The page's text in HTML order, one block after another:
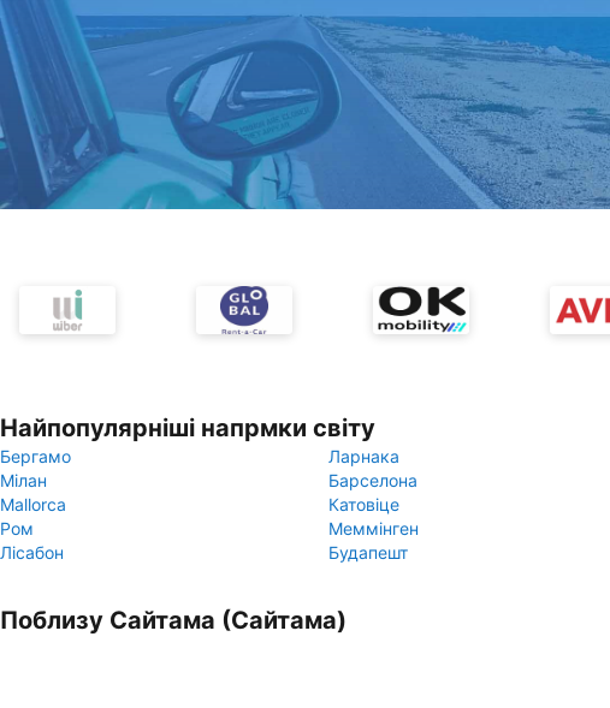
Найпопулярніші напрмки світу
Бергамо
Ларнака
Мілан
Барселона
Mallorca
Катовіце
Ром
Меммінген
Лісабон
Будапешт
Поблизу Сайтама (Сайтама)